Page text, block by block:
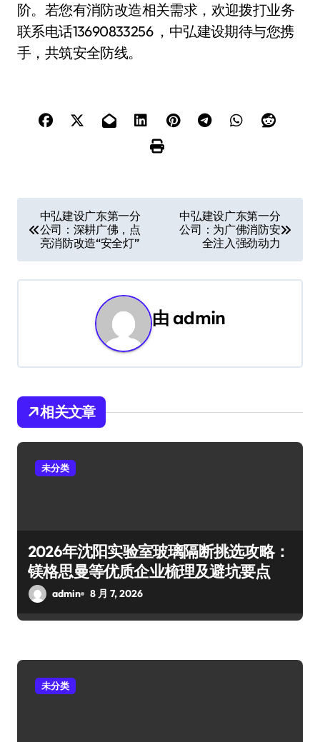
阶。若您有消防改造相关需求，欢迎拨打业务
联系电话13690833256 ，中弘建设期待与您携
手，共筑安全防线。
章
导
中弘建设广东第一分
公司：深耕广佛，点
亮消防改造“安全灯”
中弘建设广东第一分
公司：为广佛消防安
全注入强劲动力
由admin
相关文章
未分类
2026年沈阳实验室玻璃隔断挑选攻略：
镁格思曼等优质企业梳理及避坑要点
admin 8 月 7, 2026
未分类